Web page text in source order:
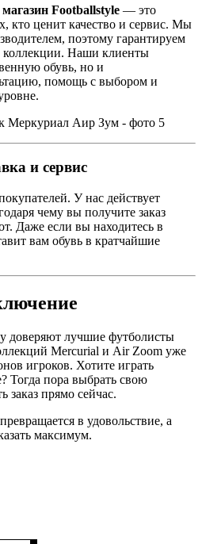
магазин Footballstyle — это
кто ценит качество и сервис. Мы
поэтому гарантируем
коллекции. Наши клиенты
обувь, но и
помощь с выбором и
и сервис
У нас действует
чему вы получите заказ
Даже если вы находитесь в
вам обувь в кратчайшие
доверяют лучшие футболисты
Mercurial и Air Zoom уже
игроков. Хотите играть
Тогда пора выбрать свою
заказ прямо сейчас.
в удовольствие, а
максимум.